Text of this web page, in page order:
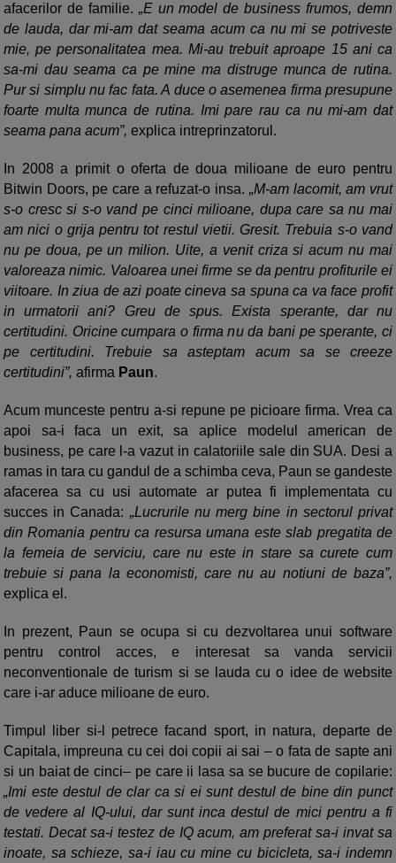
afacerilor de familie. „E un model de business frumos, demn
de lauda, dar mi-am dat seama acum ca nu mi se potriveste
mie, pe personalitatea mea. Mi-au trebuit aproape 15 ani ca
sa-mi dau seama ca pe mine ma distruge munca de rutina.
Pur si simplu nu fac fata. A duce o asemenea firma presupune
foarte multa munca de rutina. Imi pare rau ca nu mi-am dat
seama pana acum”, explica intreprinzatorul.
In 2008 a primit o oferta de doua milioane de euro pentru
Bitwin Doors, pe care a refuzat-o insa. „M-am lacomit, am vrut
s-o cresc si s-o vand pe cinci milioane, dupa care sa nu mai
am nici o grija pentru tot restul vietii. Gresit. Trebuia s-o vand
nu pe doua, pe un milion. Uite, a venit criza si acum nu mai
valoreaza nimic. Valoarea unei firme se da pentru profiturile ei
viitoare. In ziua de azi poate cineva sa spuna ca va face profit
in urmatorii ani? Greu de spus. Exista sperante, dar nu
certitudini. Oricine cumpara o firma nu da bani pe sperante, ci
pe certitudini. Trebuie sa asteptam acum sa se creeze
certitudini”, afirma Paun.
Acum munceste pentru a-si repune pe picioare firma. Vrea ca
apoi sa-i faca un exit, sa aplice modelul american de
business, pe care l-a vazut in calatoriile sale din SUA. Desi a
ramas in tara cu gandul de a schimba ceva, Paun se gandeste
afacerea sa cu usi automate ar putea fi implementata cu
succes in Canada: „Lucrurile nu merg bine in sectorul privat
din Romania pentru ca resursa umana este slab pregatita de
la femeia de serviciu, care nu este in stare sa curete cum
trebuie si pana la economisti, care nu au notiuni de baza”,
explica el.
In prezent, Paun se ocupa si cu dezvoltarea unui software
pentru control acces, e interesat sa vanda servicii
neconventionale de turism si se lauda cu o idee de website
care i-ar aduce milioane de euro.
Timpul liber si-l petrece facand sport, in natura, departe de
Capitala, impreuna cu cei doi copii ai sai – o fata de sapte ani
si un baiat de cinci– pe care ii lasa sa se bucure de copilarie:
„Imi este destul de clar ca si ei sunt destul de bine din punct
de vedere al IQ-ului, dar sunt inca destul de mici pentru a fi
testati. Decat sa-i testez de IQ acum, am preferat sa-i invat sa
inoate, sa schieze, sa-i iau cu mine cu bicicleta, sa-i indemn